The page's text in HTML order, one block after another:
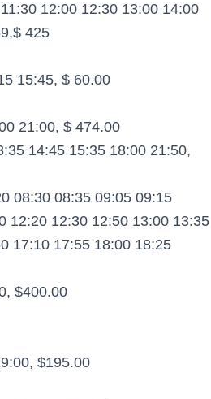
12:00 12:30 13:00 14:00
425
15:45, $ 60.00
21:00, $ 474.00
14:45 15:35 18:00 21:50,
08:30 08:35 09:05 09:15
12:20 12:30 12:50 13:00 13:35
17:10 17:55 18:00 18:25
$400.00
$195.00